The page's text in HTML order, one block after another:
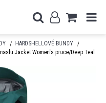
HARDSHELLOVÉ BUNDY
Jacket Women's pruce/Deep Teal